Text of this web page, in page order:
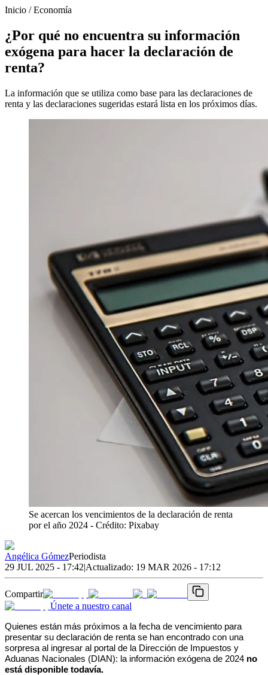
Inicio /Economía
¿Por qué no encuentra su información
exógena para hacer la declaración de
renta?
La información que se utiliza como base para las declaraciones de
renta y las declaraciones sugeridas estará lista en los próximos días.
Se acercan los vencimientos de la declaración de renta
por el año 2024 - Crédito: Pixabay
Angélica GómezPeriodista
29 JUL 2025 - 17:42|Actualizado: 19 MAR 2026 - 17:12
Compartir
Únete a nuestro canal
Quienes están más próximos a la fecha de vencimiento para
presentar su declaración de renta se han encontrado con una
sorpresa al ingresar al portal de la Dirección de Impuestos y
Aduanas Nacionales (DIAN): la información exógena de 2024 no
está disponible todavía.